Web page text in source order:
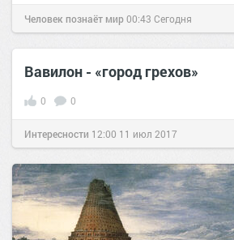
Человек познаёт мир00:43 Сегодня
Вавилон - «город грехов»
0 0
Интересности 12:00 11 июл 2017